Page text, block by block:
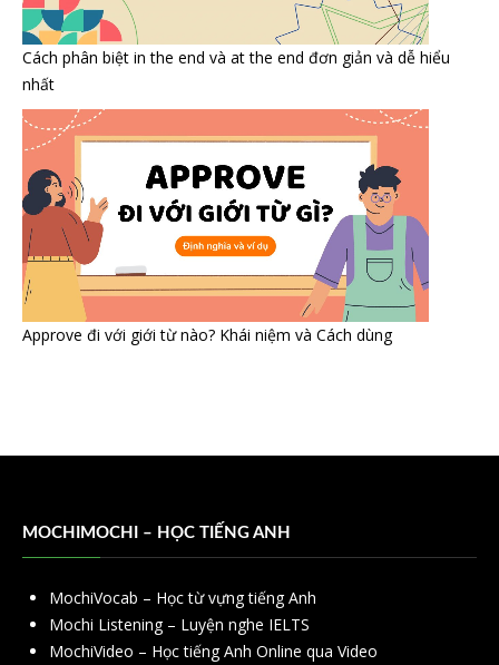
Cách phân biệt in the end và at the end đơn giản và dễ hiểu
nhất
Approve đi với giới từ nào? Khái niệm và Cách dùng
MOCHIMOCHI – HỌC TIẾNG ANH
MochiVocab – Học từ vựng tiếng Anh
Mochi Listening – Luyện nghe IELTS
MochiVideo – Học tiếng Anh Online qua Video